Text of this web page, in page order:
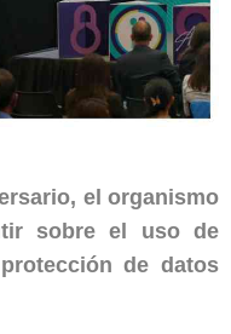
el organismo
sobre el uso de
de datos